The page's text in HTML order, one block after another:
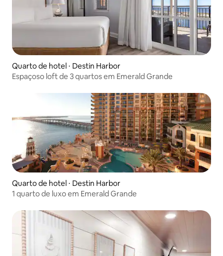
Quarto de hotel ⋅ Destin Harbor
Espaçoso loft de 3 quartos em Emerald Grande
Quarto de hotel ⋅ Destin Harbor
1 quarto de luxo em Emerald Grande